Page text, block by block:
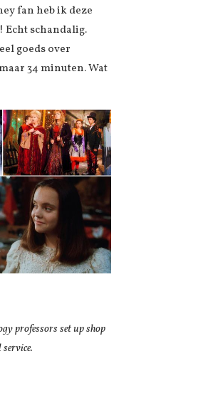
fan heb ik deze
schandalig.
goeds over
34 minuten. Wat
professors set up shop